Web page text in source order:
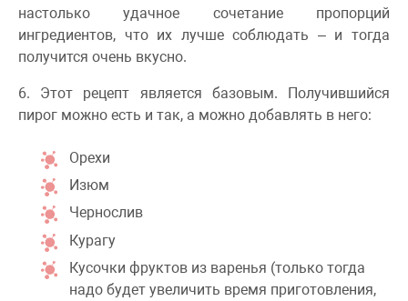
настолько удачное сочетание пропорций
ингредиентов, что их лучше соблюдать – и тогда
получится очень вкусно.
6. Этот рецепт является базовым. Получившийся
пирог можно есть и так, а можно добавлять в него:
Орехи
Изюм
Чернослив
Курагу
Кусочки фруктов из варенья (только тогда
надо будет увеличить время приготовления,